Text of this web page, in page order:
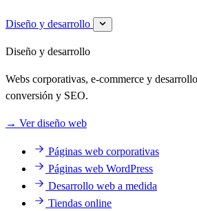
Diseño y desarrollo
Diseño y desarrollo
Webs corporativas, e-commerce y
conversión y SEO.
→ Ver diseño web
Páginas web corporativas
Páginas web WordPress
Desarrollo web a medida
Tiendas online